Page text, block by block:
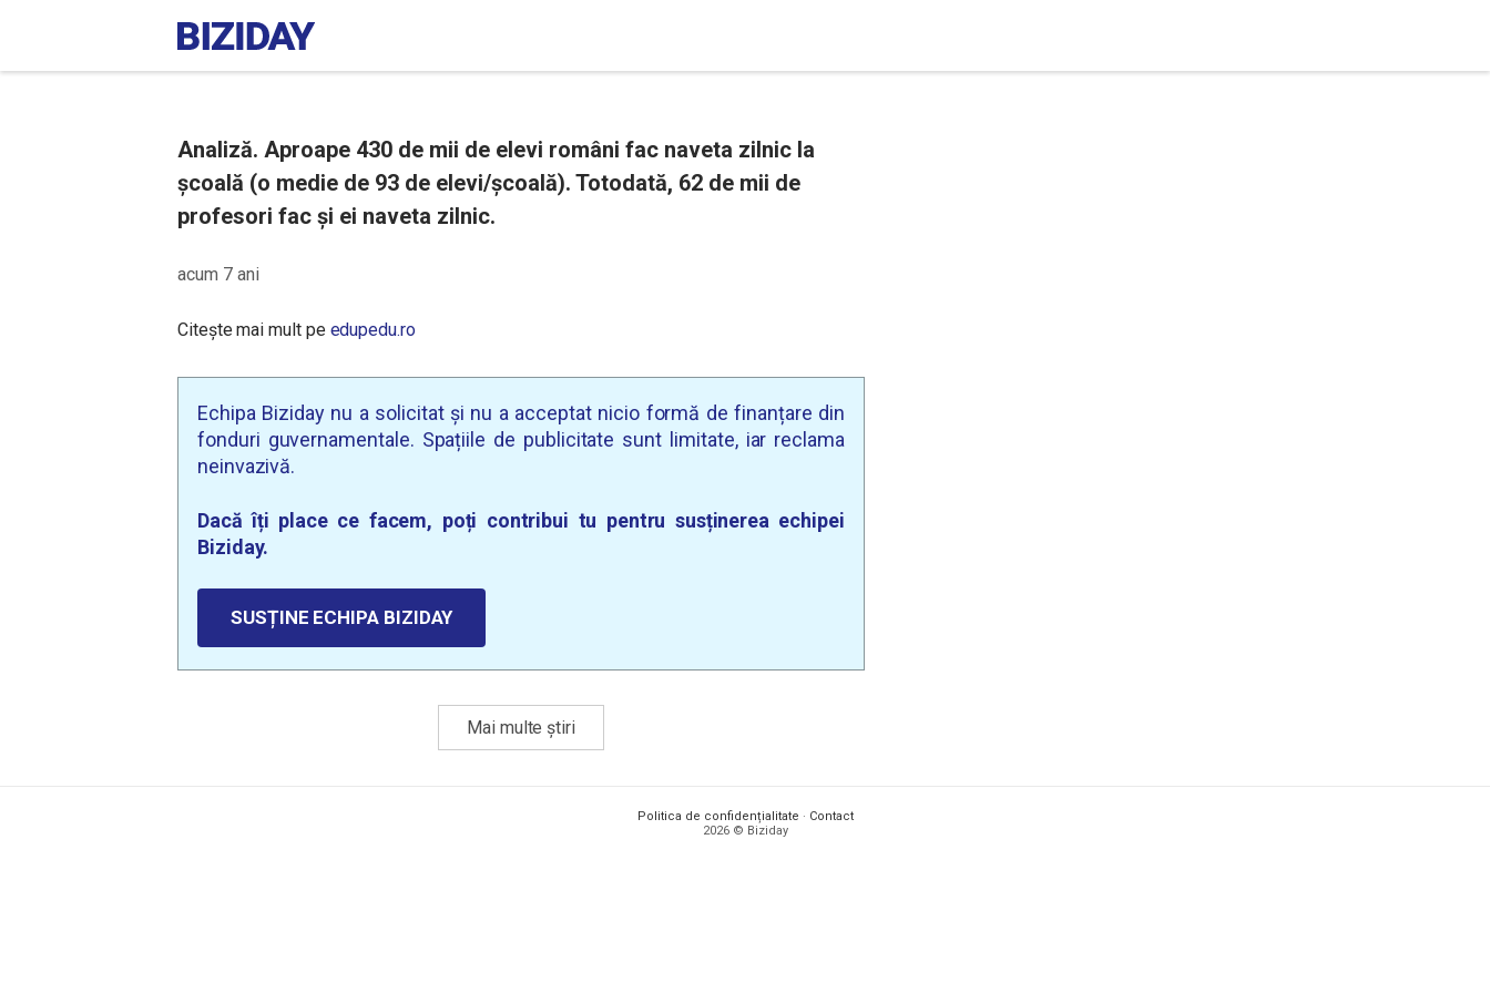
Analiză. Aproape 430 de mii de elevi români fac naveta zilnic la
școală (o medie de 93 de elevi/școală). Totodată, 62 de mii de
profesori fac și ei naveta zilnic.
acum 7 ani
Citește mai mult pe edupedu.ro
Echipa Biziday nu a solicitat și nu a acceptat nicio formă de finanțare din
fonduri guvernamentale. Spațiile de publicitate sunt limitate, iar reclama
neinvazivă.
Dacă îți place ce facem, poți contribui tu pentru susținerea echipei
Biziday.
SUSȚINE ECHIPA BIZIDAY
Mai multe știri
Politica de confidențialitate · Contact
2026 © Biziday